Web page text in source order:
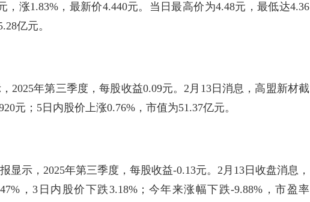
，涨1.83%，最新价4.440元。当日最高价为4.48元，最低达4.36
亿元。
2025年第三季度，每股收益0.09元。2月13日消息，高盟新材截
元；5日内股价上涨0.76%，市值为51.37亿元。
显示，2025年第三季度，每股收益-0.13元。2月13日收盘消息，
，3日内股价下跌3.18%；今年来涨幅下跌-9.88%，市盈率